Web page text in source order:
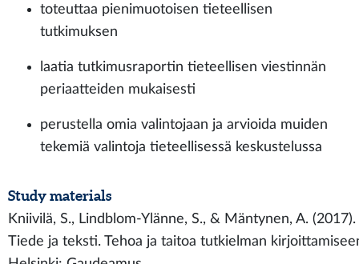
toteuttaa pienimuotoisen tieteellisen
tutkimuksen
laatia tutkimusraportin tieteellisen viestinnän
periaatteiden mukaisesti
perustella omia valintojaan ja arvioida muiden
tekemiä valintoja tieteellisessä keskustelussa
Study materials
Kniivilä, S., Lindblom-Ylänne, S., & Mäntynen, A. (2017).
Tiede ja teksti. Tehoa ja taitoa tutkielman